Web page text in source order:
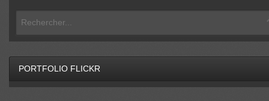
PORTFOLIO FLICKR